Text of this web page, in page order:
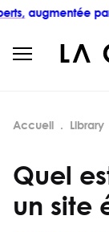
parl'IA selon
Accueil Library
Quel
un site